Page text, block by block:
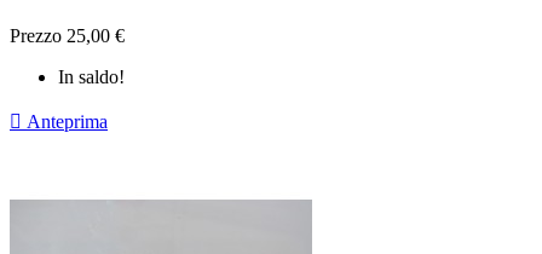
Prezzo 25,00 €
In saldo!
 Anteprima